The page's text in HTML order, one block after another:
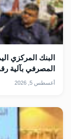
البنك المركزي
المصرفي بآلية
أغسطس 5, 2026